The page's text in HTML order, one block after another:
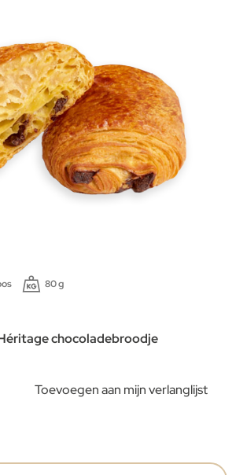
80 g
chocoladebroodje
Toevoegen aan mijn verlanglijst